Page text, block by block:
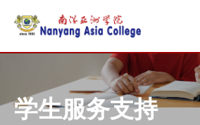
学生服务支持